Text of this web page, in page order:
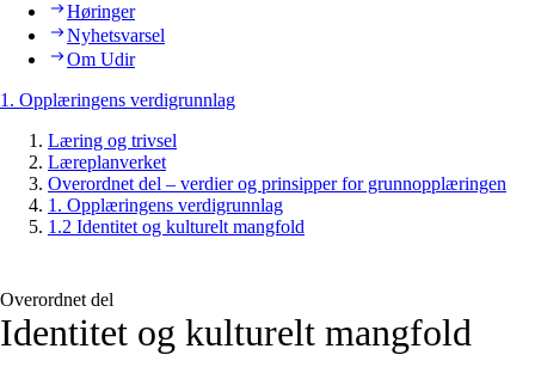
Høringer
Nyhetsvarsel
Om Udir
1. Opplæringens verdigrunnlag
Læring og trivsel
Læreplanverket
Overordnet del – verdier og prinsipper for grunnopplæringen
1. Opplæringens verdigrunnlag
1.2 Identitet og kulturelt mangfold
Overordnet del
Identitet og kulturelt mangfold